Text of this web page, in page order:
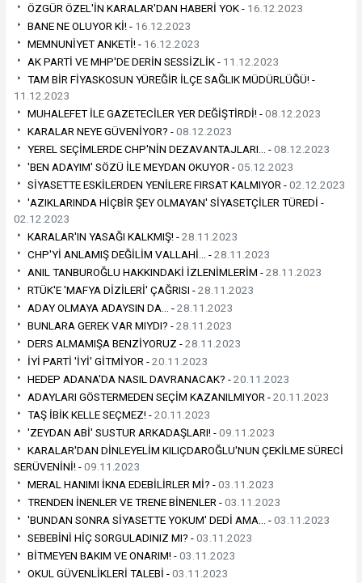
ÖZGÜR ÖZEL'İN KARALAR'DAN HABERİ YOK - 16.12.2023
BANE NE OLUYOR Kİ! - 16.12.2023
MEMNUNİYET ANKETİ! - 16.12.2023
AK PARTİ VE MHP'DE DERİN SESSİZLİK - 11.12.2023
TAM BİR FİYASKOSUN YÜREĞİR İLÇE SAĞLIK MÜDÜRLÜĞÜ! -
11.12.2023
MUHALEFET İLE GAZETECİLER YER DEĞİŞTİRDİ! -08.12.2023
KARALAR NEYE GÜVENİYOR? -08.12.2023
YEREL SEÇİMLERDE CHP'NİN DEZAVANTAJLARI… -08.12.2023
'BEN ADAYIM' SÖZÜ İLE MEYDAN OKUYOR -05.12.2023
SİYASETTE ESKİLERDEN YENİLERE FIRSAT KALMIYOR -02.12.2023
'AZIKLARINDA HİÇBİR ŞEY OLMAYAN' SİYASETÇİLER TÜREDİ -
02.12.2023
KARALAR'IN YASAĞI KALKMIŞ! -28.11.2023
CHP'Yİ ANLAMIŞ DEĞİLİM VALLAHİ… -28.11.2023
ANIL TANBUROĞLU HAKKINDAKİ İZLENİMLERİM -28.11.2023
RTÜK'E 'MAFYA DİZİLERİ' ÇAĞRISI -28.11.2023
ADAY OLMAYA ADAYSIN DA… -28.11.2023
BUNLARA GEREK VAR MIYDI? -28.11.2023
DERS ALMAMIŞA BENZİYORUZ -28.11.2023
İYİ PARTİ 'İYİ' GİTMİYOR -20.11.2023
HEDEP ADANA'DA NASIL DAVRANACAK? -20.11.2023
ADAYLARI GÖSTERMEDEN SEÇİM KAZANILMIYOR -20.11.2023
TAŞ İBİK KELLE SEÇMEZ! -20.11.2023
'ZEYDAN ABİ' SUSTUR ARKADAŞLARI! -09.11.2023
KARALAR'DAN DİNLEYELİM KILIÇDAROĞLU'NUN ÇEKİLME SÜRECİ
SERÜVENİNİ! -09.11.2023
MERAL HANIMI İKNA EDEBİLİRLER Mİ? -03.11.2023
TRENDEN İNENLER VE TRENE BİNENLER -03.11.2023
'BUNDAN SONRA SİYASETTE YOKUM' DEDİ AMA… -03.11.2023
SEBEBİNİ HİÇ SORGULADINIZ MI? -03.11.2023
BİTMEYEN BAKIM VE ONARIM! -03.11.2023
OKUL GÜVENLİKLERİ TALEBİ -03.11.2023